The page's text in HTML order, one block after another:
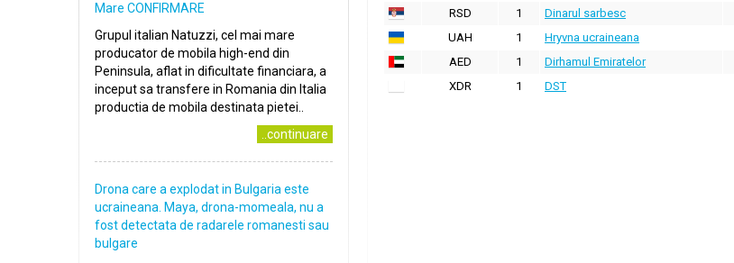
RSD
1 Dinarul sarbesc
UAH
1 Hryvna ucraineana
AED
1 Dirhamul Emiratelor
XDR
1 DST
Mare CONFIRMARE
Grupul italian Natuzzi, cel mai mare
producator de mobila high-end din
Peninsula, aflat in dificultate financiara, a
inceput sa transfere in Romania din Italia
productia de mobila destinata pietei..
..continuare
Drona care a explodat in Bulgaria este
ucraineana. Maya, drona-momeala, nu a
fost detectata de radarele romanesti sau
bulgare